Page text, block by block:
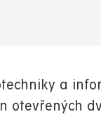
a
otevřených